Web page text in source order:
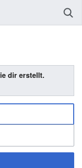
dir erstellt.